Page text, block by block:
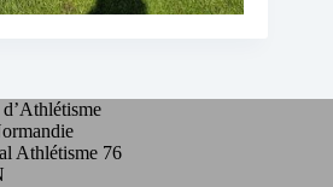
Athlétisme 76